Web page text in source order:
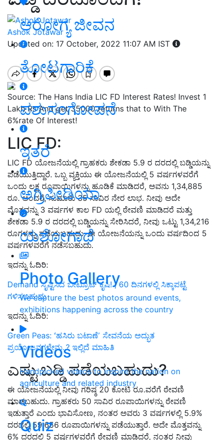
ಆರೋಗ್ಯ ಜೀವನ
ತೋಟಗಾರಿಕೆ
ಪಶುಸಂಗೋಪನೆ
ಇತರೆ
ಅಗ್ರಿಪೀಡಿಯಾ
ಯಶೋಗಾಥೆ
Photo Gallery
We capture the best photos around events,
exhibitions happening across the country
Videos
Handpicked videos to inspire the nation on
agriculture and related industry
Quiz
Ashok Jotawar
Updated on: 17 October, 2022 11:07 AM IST
Source: The Hans India LIC FD Interest Rates! Invest 1
Lakh Rs And get 35000 returns that to With The
6%rate Of Interest!
LIC FD:
LIC FD ಯೋಜನೆಯಲ್ಲಿ ಗ್ರಾಹಕರು ಶೇಕಡಾ 5.9 ರ ದರದಲ್ಲಿ ಬಡ್ಡಿಯನ್ನು
ಪಡೆಯುತ್ತಿದ್ದಾರೆ. ಒಬ್ಬ ವ್ಯಕ್ತಿಯು ಈ ಯೋಜನೆಯಲ್ಲಿ 5 ವರ್ಷಗಳವರೆಗೆ
ಒಂದು ಲಕ್ಷ ರೂಪಾಯಿಗಳನ್ನು ಹೂಡಿಕೆ ಮಾಡಿದರೆ, ಅವನು 1,34,885
ರೂ. ಅಂದರೆ, ಸುಮಾರು 35 ಸಾವಿರ ನೇರ ಲಾಭ. ನೀವು ಅದೇ
ಮೊತ್ತವನ್ನು 3 ವರ್ಷಗಳ ಕಾಲ FD ಯಲ್ಲಿ ಠೇವಣಿ ಮಾಡಿದರೆ ಮತ್ತು
ಶೇಕಡಾ 5.9 ರ ದರದಲ್ಲಿ ಬಡ್ಡಿಯನ್ನು ಸೇರಿಸಿದರೆ, ನೀವು ಒಟ್ಟು 1,34,216
ರೂಗಳನ್ನು ಪಡೆಯಬಹುದು. ಈ ಯೋಜನೆಯನ್ನು ಒಂದು ವರ್ಷದಿಂದ 5
ವರ್ಷಗಳವರೆಗೆ ನಡೆಸಬಹುದು.
ಇದನ್ನು ಓದಿರಿ:
Demand ಸೃಷ್ಟಿಸಿದ ಬೀಟ್ರೂಟ್ ಕೃಷಿ! , 60 ದಿನಗಳಲ್ಲಿ ಸಿಕ್ಕಾಪಟ್ಟೆ
ಗಳಿಸಬಹುದು
ಇದನ್ನು ಓದಿರಿ:
Green Peas: ʻಹಸಿರು ಬಟಾಣೆʼ ಸೇವನೆಯ ಅದ್ಭುತ
ಪ್ರಯೋಜನಗಳೇನು..? ಇಲ್ಲಿದೆ ಮಾಹಿತಿ
ಎಷ್ಟು ಬಡ್ಡಿ ಪಡೆಯಬಹುದು?
ಈ ಯೋಜನೆಯಲ್ಲಿ ನೀವು ಗರಿಷ್ಠ 20 ಕೋಟಿ ರೂ.ವರೆಗೆ ಠೇವಣಿ
ಮಾಡಬಹುದು. ಗ್ರಾಹಕರು 50 ಸಾವಿರ ರೂಪಾಯಿಗಳನ್ನು ಠೇವಣಿ
ಇಡುತ್ತಾರೆ ಎಂದು ಭಾವಿಸೋಣ, ನಂತರ ಅವರು 3 ವರ್ಷಗಳಲ್ಲಿ 5.9%
ದರದಲ್ಲಿ 59,656 ರೂಪಾಯಿಗಳನ್ನು ಪಡೆಯುತ್ತಾರೆ. ಅದೇ ಮೊತ್ತವನ್ನು
6% ದರದಲ್ಲಿ 5 ವರ್ಷಗಳವರೆಗೆ ಠೇವಣಿ ಮಾಡಿದರೆ, ನಂತರ ನೀವು